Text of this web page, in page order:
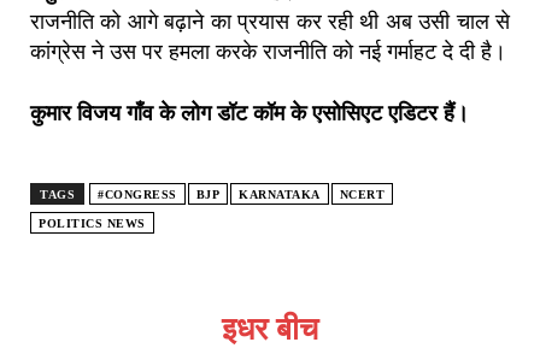
इधर बीच
राजनीति को आगे बढ़ाने का प्रयास कर रही थी अब उसी चाल से
कांग्रेस ने उस पर हमला करके राजनीति को नई गर्माहट दे दी है।
कुमार विजय गाँव के लोग डॉट कॉम के एसोसिएट एडिटर हैं।
TAGS #CONGRESS BJP KARNATAKA NCERT
POLITICS NEWS